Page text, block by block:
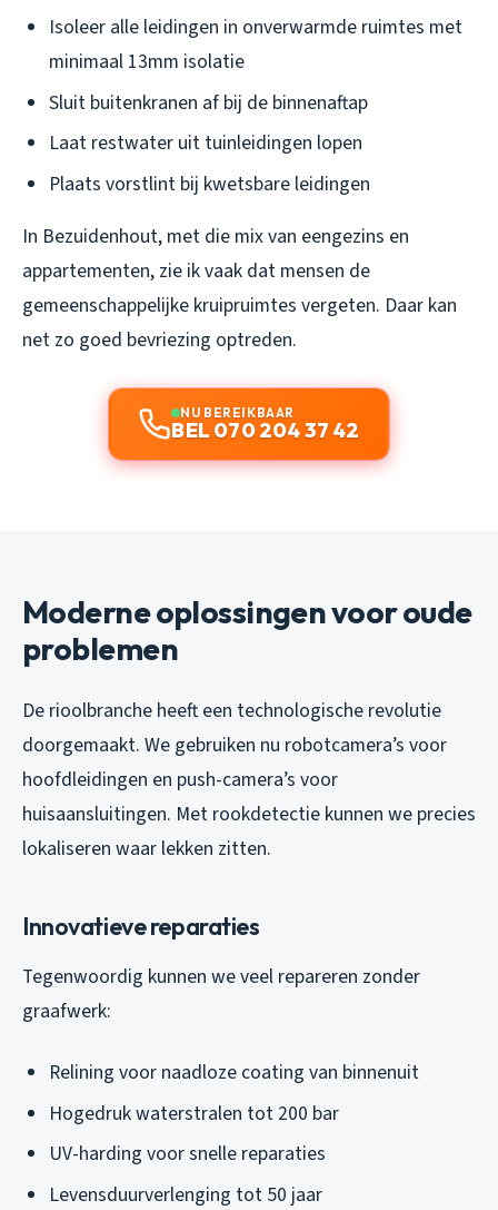
Isoleer alle leidingen in onverwarmde ruimtes met
minimaal 13mm isolatie
Sluit buitenkranen af bij de binnenaftap
Laat restwater uit tuinleidingen lopen
Plaats vorstlint bij kwetsbare leidingen
In Bezuidenhout, met die mix van eengezins en
appartementen, zie ik vaak dat mensen de
gemeenschappelijke kruipruimtes vergeten. Daar kan
net zo goed bevriezing optreden.
NU BEREIKBAAR
BEL 070 204 37 42
Moderne oplossingen voor oude
problemen
De rioolbranche heeft een technologische revolutie
doorgemaakt. We gebruiken nu robotcamera’s voor
hoofdleidingen en push-camera’s voor
huisaansluitingen. Met rookdetectie kunnen we precies
lokaliseren waar lekken zitten.
Innovatieve reparaties
Tegenwoordig kunnen we veel repareren zonder
graafwerk:
Relining voor naadloze coating van binnenuit
Hogedruk waterstralen tot 200 bar
UV-harding voor snelle reparaties
Levensduurverlenging tot 50 jaar